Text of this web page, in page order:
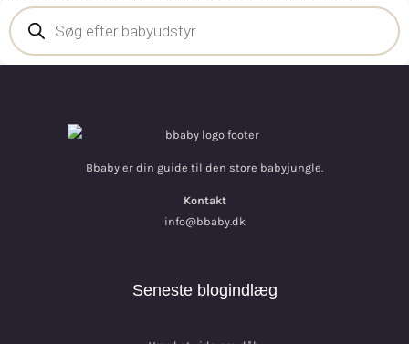
Bbaby er din guide til den store babyjungle.
Kontakt
info@bbaby.dk
Seneste blogindlæg